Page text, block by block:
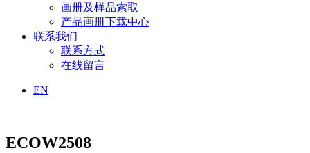
画册及样品索取
产品画册下载中心
联系我们
联系方式
在线留言
EN
ECOW2508